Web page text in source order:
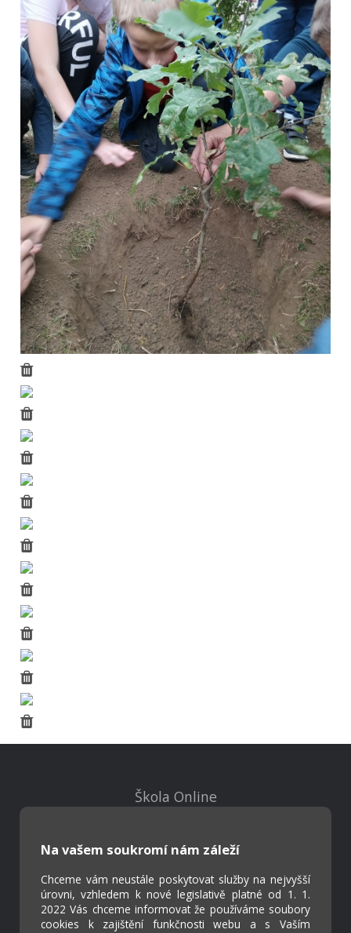
Na vašem soukromí nám záleží
Chceme vám neustále poskytovat služby na nejvyšší
úrovni, vzhledem k nové legislativě platné od 1. 1.
2022 Vás chceme informovat že používáme soubory
cookies k zajištění funkčnosti webu a s Vaším
Škola Online
Projekty
Virtuální prohlídka